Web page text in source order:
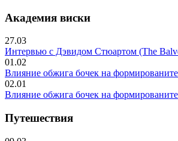
Академия виски
27.03
Интервью с Дэвидом Стюартом (The
01.02
Влияние обжига бочек на формированите
02.01
Влияние обжига бочек на формированите
Путешествия